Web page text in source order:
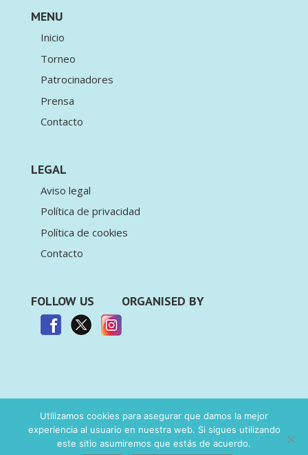
MENU
Inicio
Torneo
Patrocinadores
Prensa
Contacto
LEGAL
Aviso legal
Política de privacidad
Política de cookies
Contacto
FOLLOW US ORGANISED BY
© Deporte & Business. Todos los derechos
Utilizamos cookies para asegurar que damos la mejor
experiencia al usuario en nuestra web. Si sigues utilizando
este sitio asumiremos que estás de acuerdo.